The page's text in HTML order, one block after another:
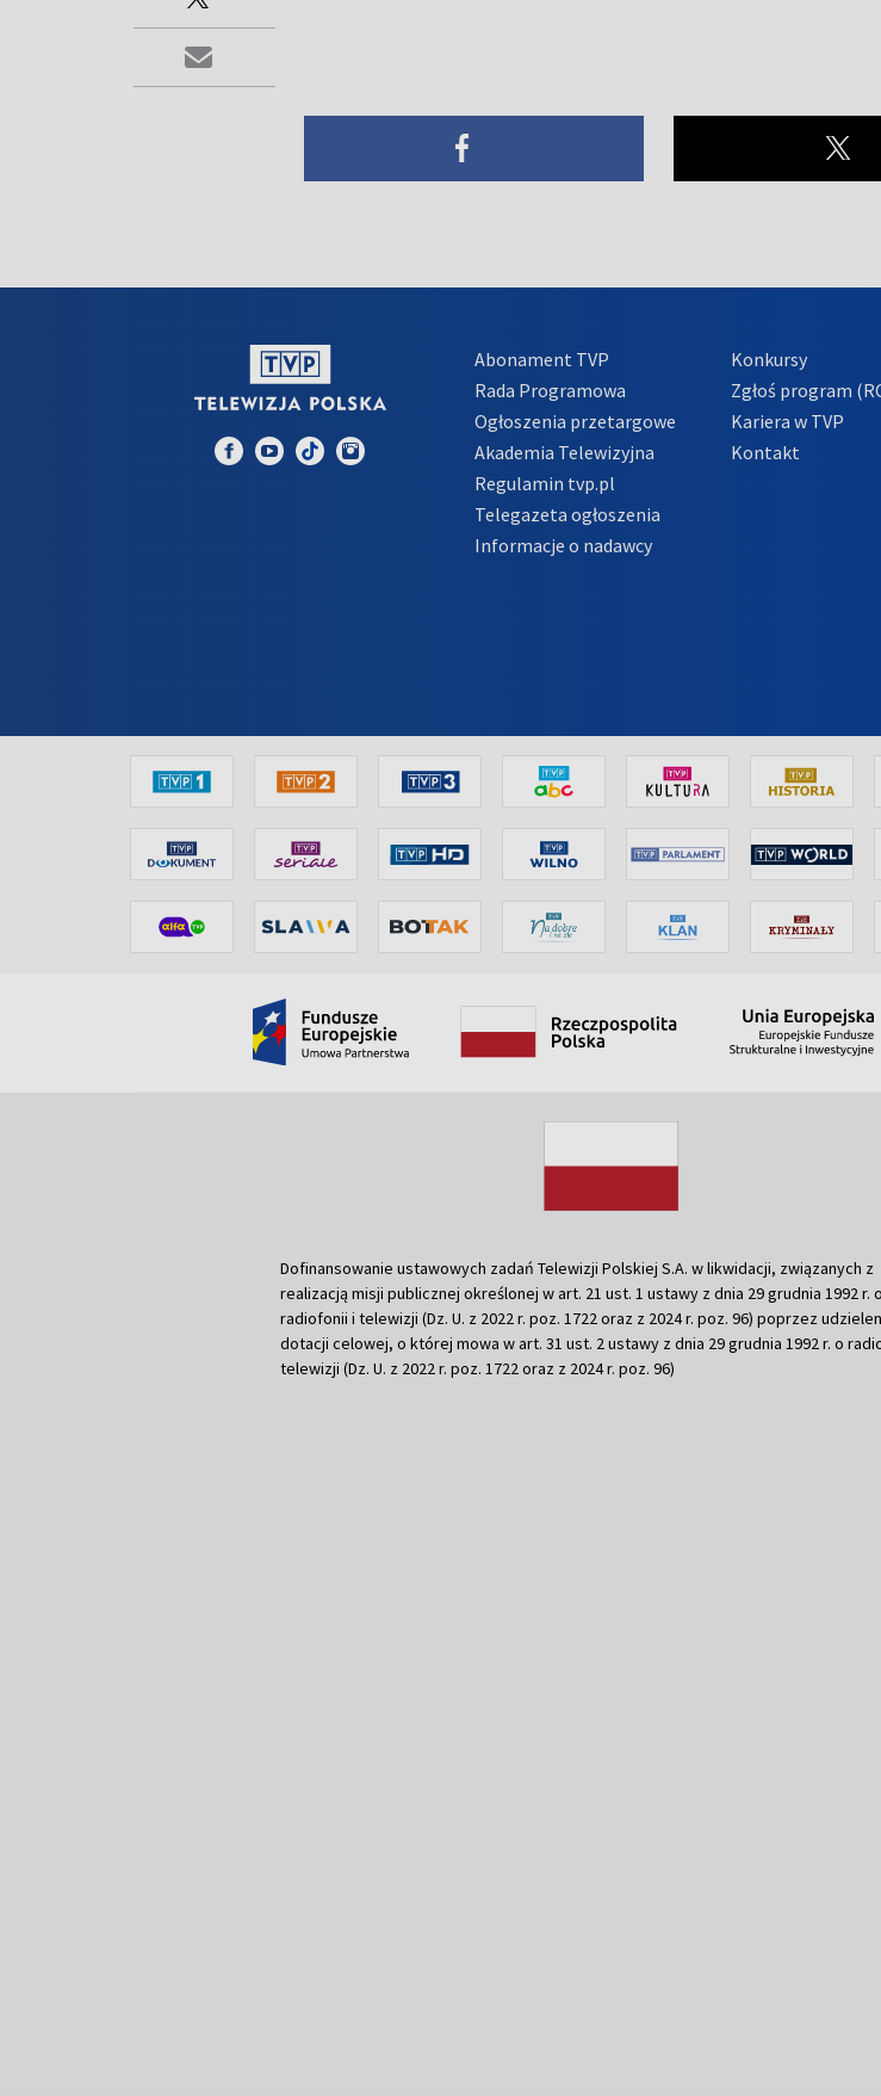
Abonament TVP
Rada Programowa
Ogłoszenia przetargowe
Akademia Telewizyjna
Regulamin tvp.pl
Telegazeta ogłoszenia
Informacje o nadawcy
Konkursy
Zgłoś program
Kariera w TVP
Kontakt
Dofinansowanie ustawowych zadań Telewizji Polskiej S.A. w likwidacji, związanych z
realizacją misji publicznej określonej w art. 21 ust. 1 ustawy z dnia 29 grudnia 1992 r. o
radiofonii i telewizji (Dz. U. z 2022 r. poz. 1722 oraz z 2024 r. poz. 96) poprzez
dotacji celowej, o której mowa w art. 31 ust. 2 ustawy z dnia 29 grudnia 1992 r. o
telewizji (Dz. U. z 2022 r. poz. 1722 oraz z 2024 r. poz. 96)